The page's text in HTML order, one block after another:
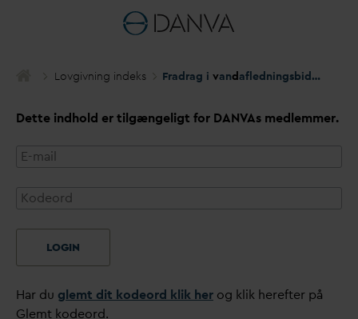
Lovgivning indeks Fradrag i vandafledningsbidrag for erhvervsejendomme og trappemodellen
Dette indhold er tilgængeligt for DANVAs medlemmer.
LOGIN
Har du glemt dit kodeord klik her og klik herefter på
Glemt kodeord.